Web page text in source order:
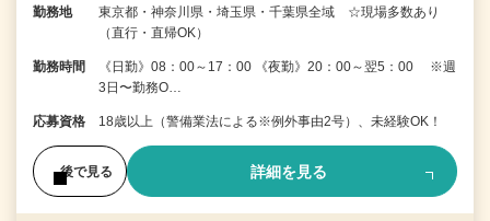
勤務地
東京都・神奈川県・埼玉県・千葉県全域 ☆現場多数あり
（直行・直帰OK）
勤務時間
《日勤》08：00～17：00 《夜勤》20：00～翌5：00 ※週
3日〜勤務O…
応募資格 18歳以上（警備業法による※例外事由2号）、未経験OK！
後で見る 詳細を見る